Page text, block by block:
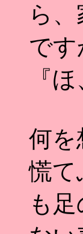
ら
で
『
何を
慌て
も